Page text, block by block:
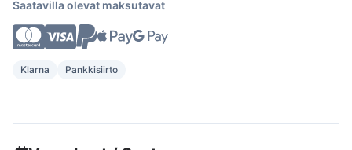
Saatavilla olevat maksutavat
Klarna Pankkisiirto